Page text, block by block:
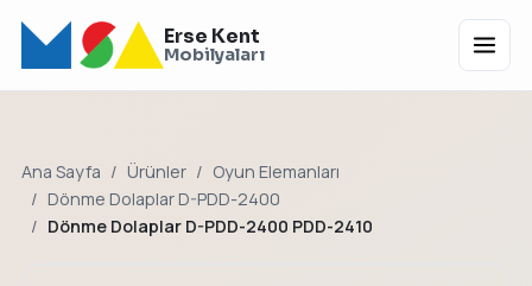
Erse Kent
Mobilyaları Menü
Ana Sayfa Ürünler
Oyun Elemanları
Dönme Dolaplar D-PDD-2400
Dönme Dolaplar D-PDD-2400 PDD-2410